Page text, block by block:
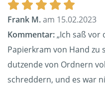
Frank M.am 15.02.2023
Kommentar:„Ich saß vor
Papierkram von Hand zu
dutzende von Ordnern
schreddern, und es war